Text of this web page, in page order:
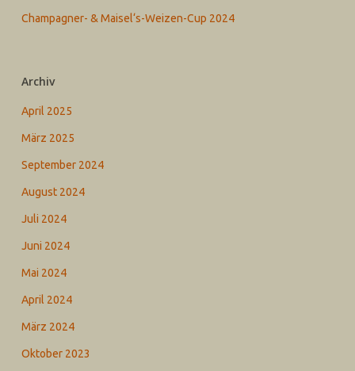
Champagner- & Maisel‘s-Weizen-Cup 2024
Archiv
April 2025
März 2025
September 2024
August 2024
Juli 2024
Juni 2024
Mai 2024
April 2024
März 2024
Oktober 2023